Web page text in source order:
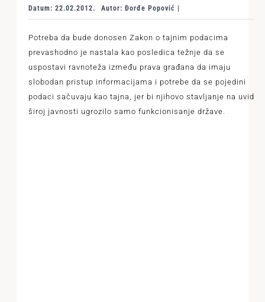
Datum: 22.02.2012. Autor: Đorđe Popović |
Potreba da bude donosen Zakon o tajnim podacima
prevashodno je nastala kao posledica težnje da se
uspostavi ravnoteža između prava građana da imaju
slobodan pristup informacijama i potrebe da se pojedini
podaci sačuvaju kao tajna, jer bi njihovo stavljanje na uvid
široj javnosti ugrozilo samo funkcionisanje države.